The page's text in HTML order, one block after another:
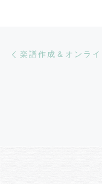
楽譜作成＆オンライ